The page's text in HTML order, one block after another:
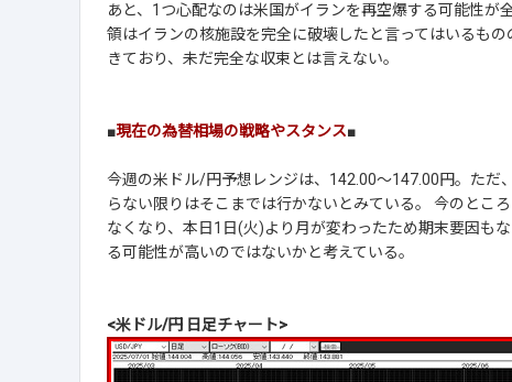
あと、1つ心配なのは米国がイランを再空爆する可能性が
領はイランの核施設を完全に破壊したと言ってはいるも
きており、未だ完全な収束とは言えない。
■現在の為替相場の戦略やスタンス■
今週の米ドル/円予想レンジは、142.00～147.00円。ただ
らない限りはそこまでは行かないとみている。 今のとこ
なくなり、本日1日(火)より月が変わったため期末要因も
る可能性が高いのではないかと考えている。
<米ドル/円 日足チャート>